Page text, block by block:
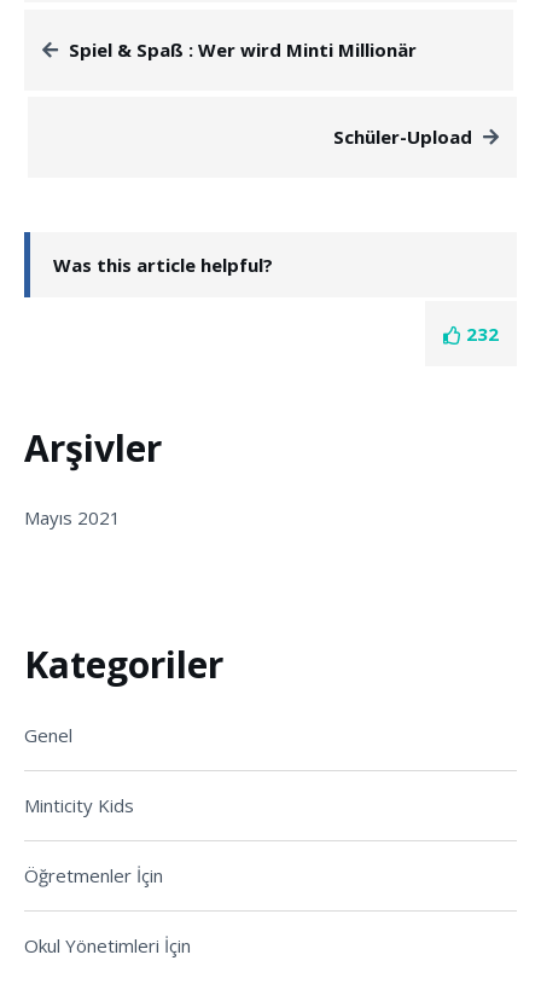
Spiel & Spaß : Wer wird Minti Millionär
Schüler-Upload
Was this article helpful?
232
Arşivler
Mayıs 2021
Kategoriler
Genel
Minticity Kids
Öğretmenler İçin
Okul Yönetimleri İçin